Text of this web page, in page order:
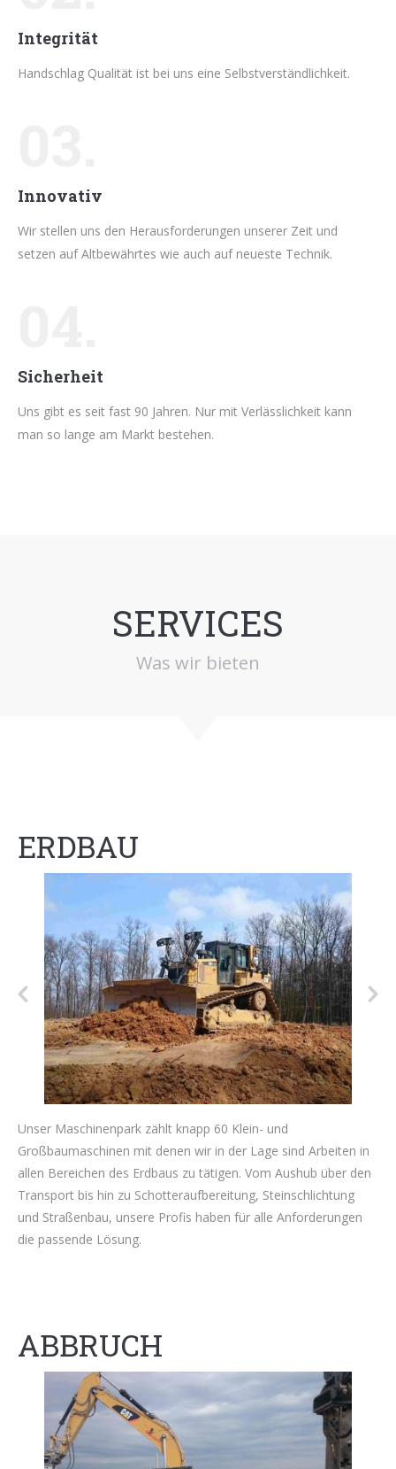
Integrität
Handschlag Qualität ist bei uns eine Selbstverständlichkeit.
Innovativ
Wir stellen uns den Herausforderungen unserer Zeit und
setzen auf Altbewährtes wie auch auf neueste Technik.
Sicherheit
Uns gibt es seit fast 90 Jahren. Nur mit Verlässlichkeit kann
man so lange am Markt bestehen.
SERVICES
Was wir bieten
ERDBAU
Unser Maschinenpark zählt knapp 60 Klein- und
Großbaumaschinen mit denen wir in der Lage sind Arbeiten in
allen Bereichen des Erdbaus zu tätigen. Vom Aushub über den
Transport bis hin zu Schotteraufbereitung, Steinschlichtung
und Straßenbau, unsere Profis haben für alle Anforderungen
die passende Lösung.
ABBRUCH